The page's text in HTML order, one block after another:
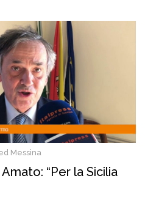
Messina
“Per la Sicilia